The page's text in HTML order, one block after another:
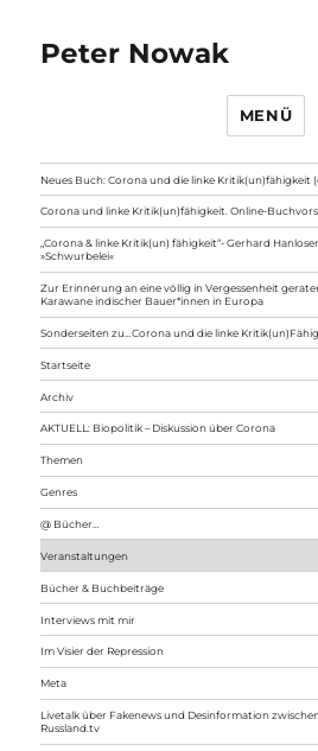
Peter Nowak
MENÜ
Neues Buch: Corona und die linke Kritik(un)fähigkeit
Corona und linke Kritik(un)fähigkeit. Online-
„Corona & linke Kritik(un) fähigkeit“- Gerhard
»Schwurbelei«
Zur Erinnerung an eine völlig in Vergessenheit
Karawane indischer Bauer*innen in Europa
Sonderseiten zu…Corona und die linke
Startseite
Archiv
AKTUELL: Biopolitik – Diskussion über Corona
Themen
Genres
@ Bücher…
Veranstaltungen
Bücher & Buchbeiträge
Interviews mit mir
Im Visier der Repression
Meta
Livetalk über Fakenews und Desinformation
Russland.tv